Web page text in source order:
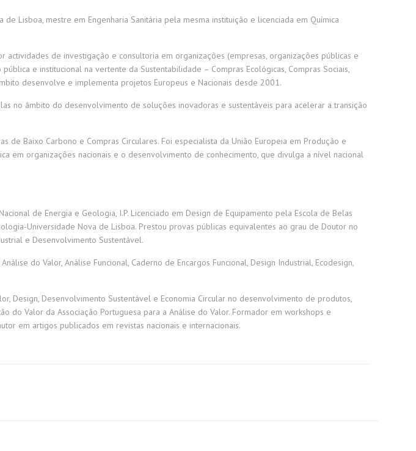
Lisboa, mestre em Engenharia Sanitária pela mesma instituição e licenciada em Química
de investigação e consultoria em organizações (empresas, organizações públicas e
e institucional na vertente da Sustentabilidade – Compras Ecológicas, Compras Sociais,
desenvolve e implementa projetos Europeus e Nacionais desde 2001.
no âmbito do desenvolvimento de soluções inovadoras e sustentáveis para acelerar a transição
de Baixo Carbono e Compras Circulares. Foi especialista da União Europeia em Produção e
em organizações nacionais e o desenvolvimento de conhecimento, que divulga a nível nacional
de Energia e Geologia, I.P. Licenciado em Design de Equipamento pela Escola de Belas
Universidade Nova de Lisboa. Prestou provas públicas equivalentes ao grau de Doutor no
e Desenvolvimento Sustentável.
do Valor, Análise Funcional, Caderno de Encargos Funcional, Design Industrial, Ecodesign,
Design, Desenvolvimento Sustentável e Economia Circular no desenvolvimento de produtos,
do Valor da Associação Portuguesa para a Análise do Valor. Formador em workshops e
em artigos publicados em revistas nacionais e internacionais.